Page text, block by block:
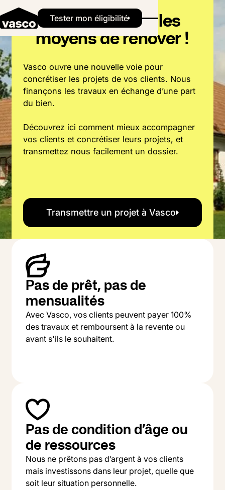
Button Text
Tester mon éligibilité
Vos clients ont les
moyens de rénover !
Vasco ouvre une nouvelle voie pour
concrétiser les projets de vos clients. Nous
finançons les travaux en échange d’une part
du bien.
Découvrez ici comment mieux accompagner
vos clients et concrétiser leurs projets, et
transmettez nous facilement un dossier.
Transmettre un projet à Vasco
Transmettre un projet à Vasco
Pas de prêt, pas de
mensualités
Avec Vasco, vos clients peuvent payer 100%
des travaux et remboursent à la revente ou
avant s'ils le souhaitent.
Pas de condition d’âge ou
de ressources
Nous ne prêtons pas d’argent à vos clients
mais investissons dans leur projet, quelle que
soit leur situation personnelle.